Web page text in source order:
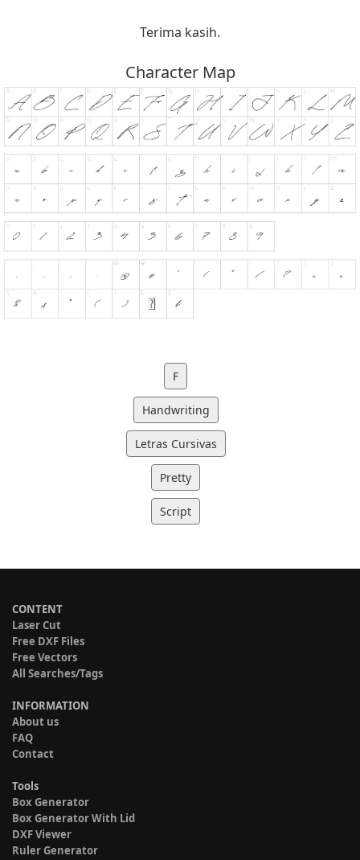
Terima kasih.
Character Map
F
Handwriting
Letras Cursivas
Pretty
Script
CONTENT
Laser Cut
Free DXF Files
Free Vectors
All Searches/Tags
INFORMATION
About us
FAQ
Contact
Tools
Box Generator
Box Generator With Lid
DXF Viewer
Ruler Generator